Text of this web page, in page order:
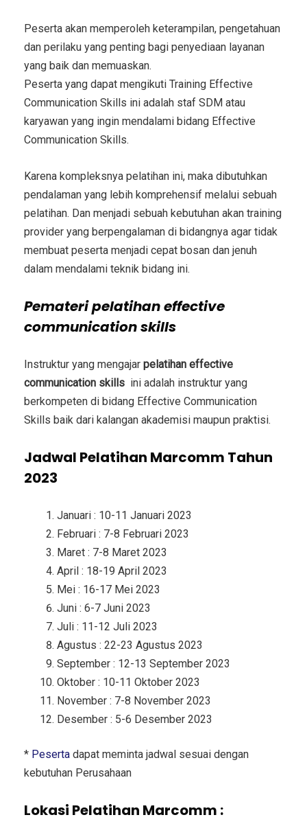
Peserta akan memperoleh keterampilan, pengetahuan
dan perilaku yang penting bagi penyediaan layanan
yang baik dan memuaskan.
Peserta yang dapat mengikuti Training Effective
Communication Skills ini adalah staf SDM atau
karyawan yang ingin mendalami bidang Effective
Communication Skills.
Karena kompleksnya pelatihan ini, maka dibutuhkan
pendalaman yang lebih komprehensif melalui sebuah
pelatihan. Dan menjadi sebuah kebutuhan akan training
provider yang berpengalaman di bidangnya agar tidak
membuat peserta menjadi cepat bosan dan jenuh
dalam mendalami teknik bidang ini.
Pemateripelatihan effective
communication skills
Instruktur yang mengajar pelatihan effective
communication skills ini adalah instruktur yang
berkompeten di bidang Effective Communication
Skills baik dari kalangan akademisi maupun praktisi.
Jadwal Pelatihan Marcomm Tahun
2023
Januari : 10-11 Januari 2023
Februari : 7-8 Februari 2023
Maret : 7-8 Maret 2023
April : 18-19 April 2023
Mei : 16-17 Mei 2023
Juni : 6-7 Juni 2023
Juli : 11-12 Juli 2023
Agustus : 22-23 Agustus 2023
September : 12-13 September 2023
Oktober : 10-11 Oktober 2023
November : 7-8 November 2023
Desember : 5-6 Desember 2023
* Peserta dapat meminta jadwal sesuai dengan
kebutuhan Perusahaan
Lokasi Pelatihan Marcomm :